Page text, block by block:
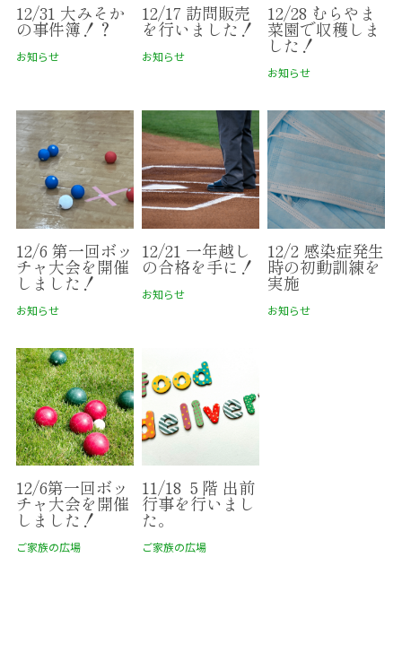
12/31 大みそか
の事件簿！？
お知らせ
12/17 訪問販売
を行いました！
お知らせ
12/28 むらやま
菜園で収穫しま
した！
お知らせ
12/6 第一回ボッ
チャ大会を開催
しました！
お知らせ
12/21 一年越し
の合格を手に！
お知らせ
12/2 感染症発生
時の初動訓練を
実施
お知らせ
12/6第一回ボッ
チャ大会を開催
しました！
ご家族の広場
11/18 ５階 出前
行事を行いまし
た。
ご家族の広場